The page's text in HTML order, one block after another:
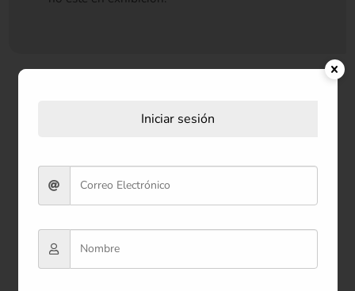
Oferta
Iniciar sesión